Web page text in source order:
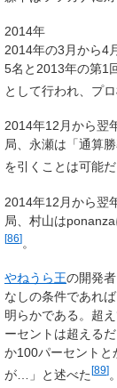
2014年
2014年の3月から4
5名と2013年の第1
として行われ、プ
2014年12月から翌
局、永瀬は「通算
を引くことは可能
2014年12月から翌
局、村山は
[86]。
やねうら王の開発
なしの条件であれ
明らかである。超
ーセントは超える
か100パーセントと
が…」と述べた[89]。